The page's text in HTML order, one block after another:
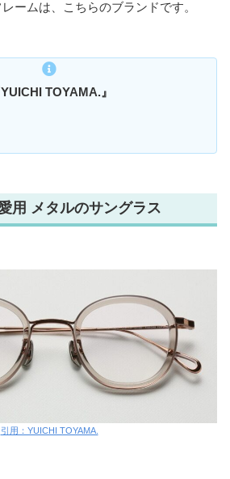
ームは、こちらのブランドです。
TOYAMA.』
用 メタルのサングラス
引用：YUICHI TOYAMA.